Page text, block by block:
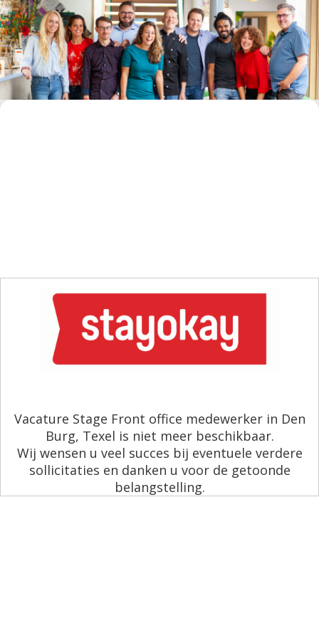
Vacature Stage Front office medewerker in Den
Burg, Texel is niet meer beschikbaar.
Wij wensen u veel succes bij eventuele verdere
sollicitaties en danken u voor de getoonde
belangstelling.